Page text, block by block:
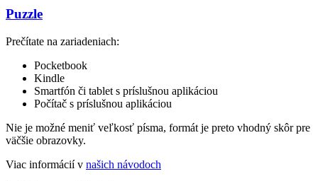
Puzzle
Prečítate na zariadeniach:
Pocketbook
Kindle
Smartfón či tablet s príslušnou aplikáciou
Počítač s príslušnou aplikáciou
Nie je možné meniť veľkosť písma, formát je preto vhodný skôr pre
väčšie obrazovky.
Viac informácií v našich návodoch